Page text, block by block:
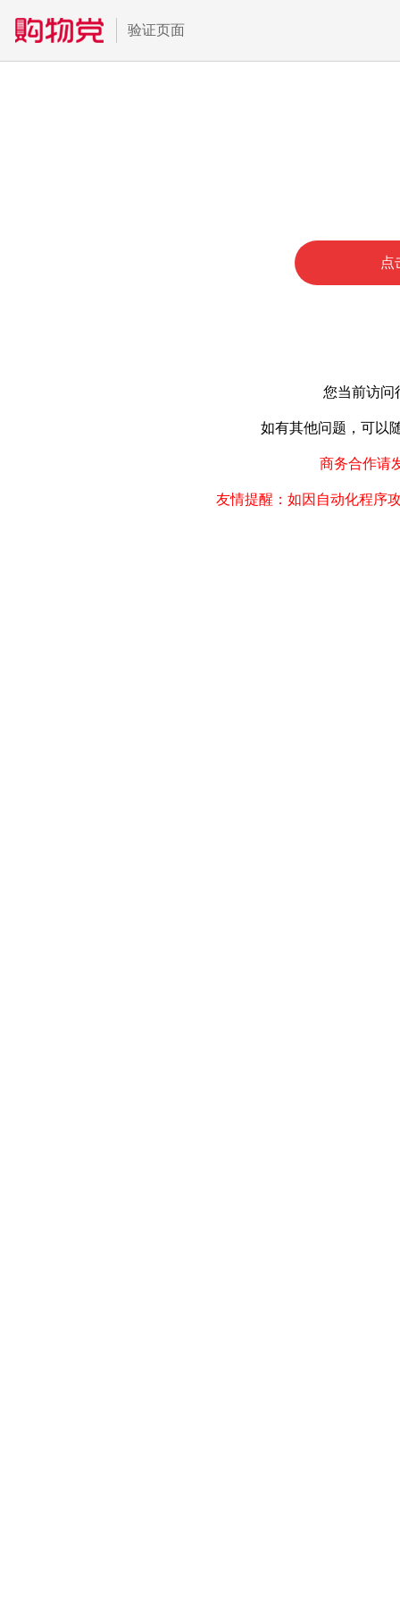
验证页面
点
您当前访问
如有其他问题，可以
商务合作请
友情提醒：如因自动化程序